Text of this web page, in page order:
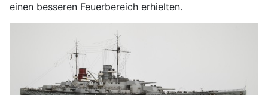
einen besseren Feuerbereich erhielten.